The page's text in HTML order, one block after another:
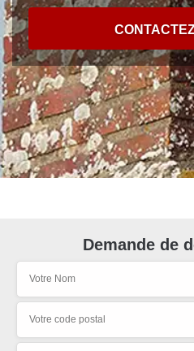
Demande de